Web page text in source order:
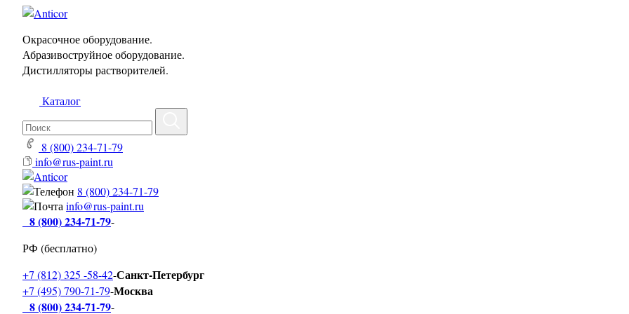
Окрасочное оборудование.
Абразивоструйное оборудование.
Дистилляторы растворителей.
Каталог
8 (800) 234-71-79
info@rus-paint.ru
8 (800) 234-71-79
info@rus-paint.ru
8 (800) 234-71-79-
РФ (бесплатно)
+7 (812) 325 -58-42-Санкт-Петербург
+7 (495) 790-71-79-Москва
8 (800) 234-71-79-